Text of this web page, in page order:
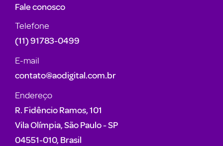
Fale conosco
Telefone
(11) 91783-0499
E-mail
contato@aodigital.com.br
Endereço
R. Fidêncio Ramos, 101
Vila Olímpia, São Paulo - SP
04551-010, Brasil